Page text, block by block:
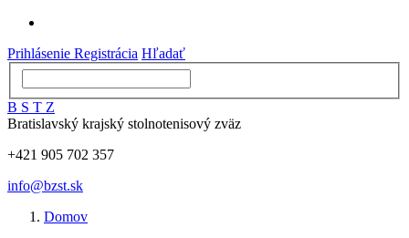
Prihlásenie Registrácia Hľadať
B S T Z
Bratislavský krajský stolnotenisový zväz
+421 905 702 357
info@bzst.sk
Domov